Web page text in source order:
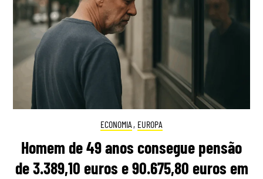
ECONOMIA , EUROPA
Homem de 49 anos consegue pensão
de 3.389,10 euros e 90.675,80 euros em